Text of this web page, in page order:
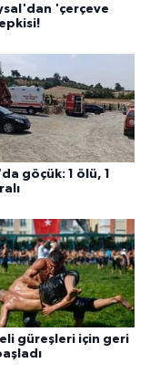
'çerçeve
göçük: 1 ölü, 1
güreşleri için geri